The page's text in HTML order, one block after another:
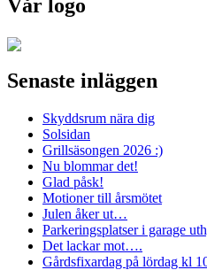
Vår logo
Senaste inläggen
Skyddsrum nära dig
Solsidan
Grillsäsongen 2026 :)
Nu blommar det!
Glad påsk!
Motioner till årsmötet
Julen åker ut…
Parkeringsplatser i garage
Det lackar mot….
Gårdsfixardag på lördag kl